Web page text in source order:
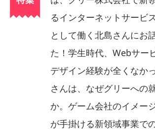
るインターネットサービ
として働く北島さんにお
た！学生時代、Webサー
デザイン経験が全くなか
さんは、なぜグリーへの
か。ゲーム会社のイメー
が手掛ける新領域事業で